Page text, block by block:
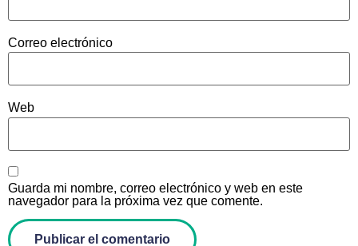
Correo electrónico
Web
Guarda mi nombre, correo electrónico y web en este
navegador para la próxima vez que comente.